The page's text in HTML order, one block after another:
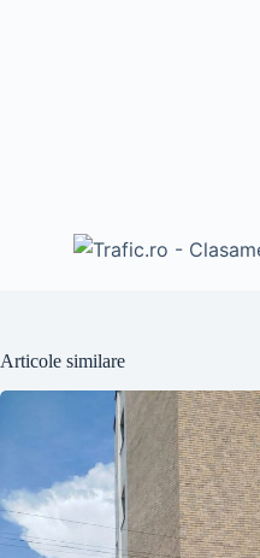
Articole similare